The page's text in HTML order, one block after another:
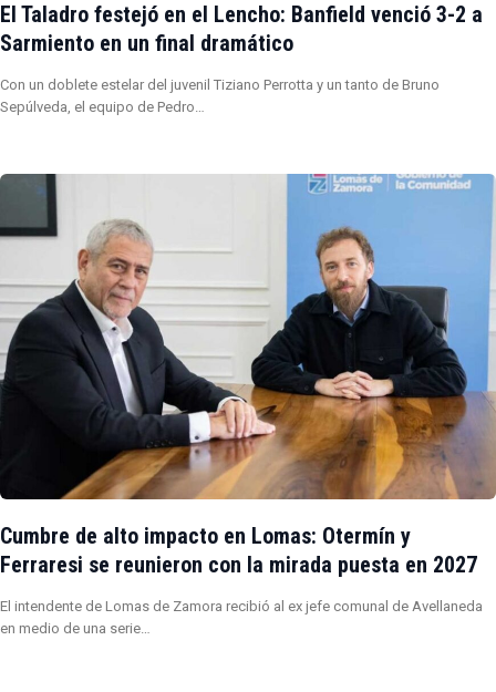
El Taladro festejó en el Lencho: Banfield venció 3-2 a
Sarmiento en un final dramático
Con un doblete estelar del juvenil Tiziano Perrotta y un tanto de Bruno
Sepúlveda, el equipo de Pedro…
Cumbre de alto impacto en Lomas: Otermín y
Ferraresi se reunieron con la mirada puesta en 2027
El intendente de Lomas de Zamora recibió al ex jefe comunal de Avellaneda
en medio de una serie…